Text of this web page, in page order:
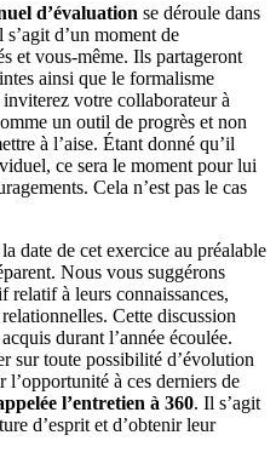
d’évaluation se déroule dans
d’un moment de
et vous-même. Ils partageront
ainsi que le formalisme
votre collaborateur à
un outil de progrès et non
à l’aise. Étant donné qu’il
ce sera le moment pour lui
Cela n’est pas le cas
date de cet exercice au préalable
Nous vous suggérons
relatif à leurs connaissances,
Cette discussion
durant l’année écoulée.
sur toute possibilité d’évolution
à ces derniers de
l’entretien à 360. Il s’agit
d’esprit et d’obtenir leur